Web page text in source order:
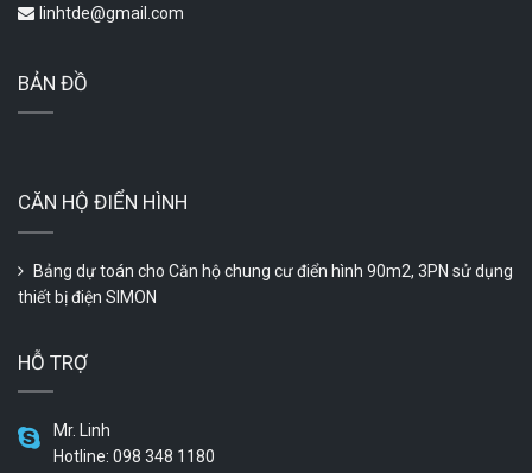
linhtde@gmail.com
BẢN ĐỒ
CĂN HỘ ĐIỂN HÌNH
Bảng dự toán cho Căn hộ chung cư điển hình 90m2, 3PN sử dụng
thiết bị điện SIMON
HỖ TRỢ
Mr. Linh
Hotline: 098 348 1180